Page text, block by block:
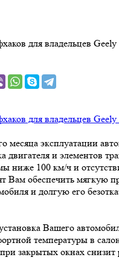
для владельцев
месяца эксплуатации
двигателя и элементов
ниже 100 км/ч и
Вам обеспечить мягкую
и долгую его
Вашего
температуры в
закрытых окнах снизит